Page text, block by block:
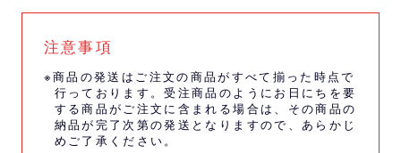
注意事項
※商品の発送はご注文の商品がすべて揃った時点で
行っております。受注商品のようにお日にちを要
する商品がご注文に含まれる場合は、その商品の
納品が完了次第の発送となりますので、あらかじ
めご了承ください。